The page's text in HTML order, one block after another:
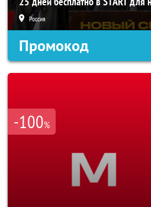
Россия
Промокод
-100%